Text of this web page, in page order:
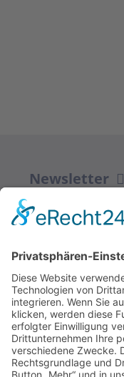
Newsletter
ZUR
Redaktion
Centrum Bavaria
Dr. Veronika
Freyung 1, 92539
Tel.:+49 (0)9674 /